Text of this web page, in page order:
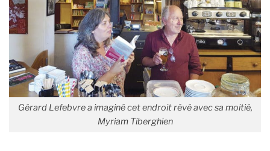
Gérard Lefebvre a imaginé cet endroit rêvé avec sa moitié,
Myriam Tiberghien